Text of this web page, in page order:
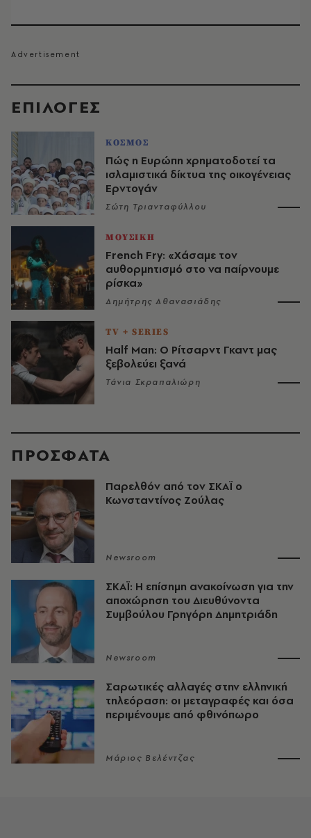
EΠΙΛΟΓΈΣ
ΚΟΣΜΟΣ
Πώς η Ευρώπη χρηματοδοτεί τα
ισλαμιστικά δίκτυα της οικογένειας
Ερντογάν
Σώτη Τριανταφύλλου
ΜΟΥΣΙΚΗ
French Fry: «Χάσαμε τον
αυθορμητισμό στο να παίρνουμε
ρίσκα»
Δημήτρης Αθανασιάδης
TV + SERIES
Half Man: Ο Ρίτσαρντ Γκαντ μας
ξεβολεύει ξανά
Τάνια Σκραπαλιώρη
ΠΡΟΣΦΑΤΑ
Παρελθόν από τον ΣΚΑΪ ο
Κωνσταντίνος Ζούλας
Newsroom
ΣΚΑΪ: Η επίσημη ανακοίνωση για την
αποχώρηση του Διευθύνοντα
Συμβούλου Γρηγόρη Δημητριάδη
Newsroom
Σαρωτικές αλλαγές στην ελληνική
τηλεόραση: οι μεταγραφές και όσα
περιμένουμε από φθινόπωρο
Μάριος Βελέντζας